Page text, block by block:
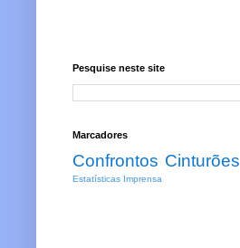
Pesquise neste site
Marcadores
Confrontos Cinturões
Estatísticas Imprensa